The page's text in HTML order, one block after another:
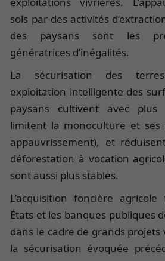
sols par des activités
des paysans sont les
génératrices d’inégalités.
La sécurisation des
exploitation intelligente des
paysans cultivent avec
limitent la monoculture et ses
appauvrissement), et
déforestation à vocation
sont aussi plus stables.
L’acquisition foncière
États et les banques publiques
dans le cadre de grands projets
la sécurisation évoquée